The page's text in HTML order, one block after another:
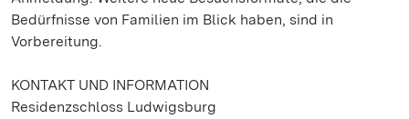
Bedürfnisse von Familien im Blick haben, sind in
Vorbereitung.
KONTAKT UND INFORMATION
Residenzschloss Ludwigsburg